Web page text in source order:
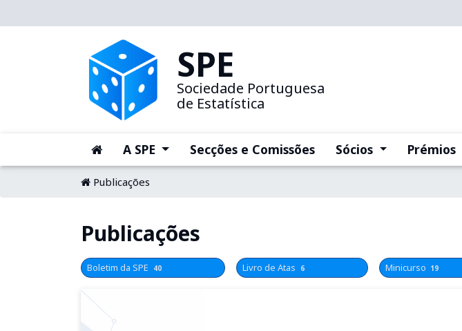
SPE
Sociedade Portuguesa
de Estatística
(current)
A SPE (current)Secções e Comissões Sócios (current)Prémios
Publicações
Publicações
Boletim da SPE 40 Livro de Atas 6 Minicurso 19